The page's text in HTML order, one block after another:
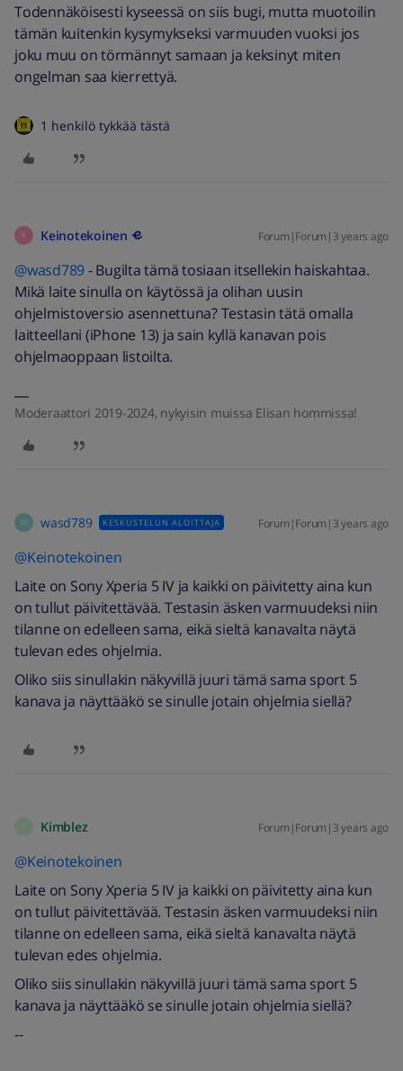
Todennäköisesti kyseessä on siis bugi, mutta muotoilin
tämän kuitenkin kysymykseksi varmuuden vuoksi jos
joku muu on törmännyt samaan ja keksinyt miten
ongelman saa kierrettyä.
1 henkilö tykkää tästä
K Keinotekoinen Forum|Forum|3 years ago
@wasd789- Bugilta tämä tosiaan itsellekin haiskahtaa.
Mikä laite sinulla on käytössä ja olihan uusin
ohjelmistoversio asennettuna? Testasin tätä omalla
laitteellani (iPhone 13) ja sain kyllä kanavan pois
ohjelmaoppaan listoilta.
Moderaattori 2019-2024, nykyisin muissa Elisan hommissa!
W wasd789 KESKUSTELUN ALOITTAJA Forum|Forum|3 years ago
@Keinotekoinen
Laite on Sony Xperia 5 IV ja kaikki on päivitetty aina kun
on tullut päivitettävää. Testasin äsken varmuudeksi niin
tilanne on edelleen sama, eikä sieltä kanavalta näytä
tulevan edes ohjelmia.
Oliko siis sinullakin näkyvillä juuri tämä sama sport 5
kanava ja näyttääkö se sinulle jotain ohjelmia siellä?
Kimblez Forum|Forum|3 years ago
@Keinotekoinen
Laite on Sony Xperia 5 IV ja kaikki on päivitetty aina kun
on tullut päivitettävää. Testasin äsken varmuudeksi niin
tilanne on edelleen sama, eikä sieltä kanavalta näytä
tulevan edes ohjelmia.
Oliko siis sinullakin näkyvillä juuri tämä sama sport 5
kanava ja näyttääkö se sinulle jotain ohjelmia siellä?
--